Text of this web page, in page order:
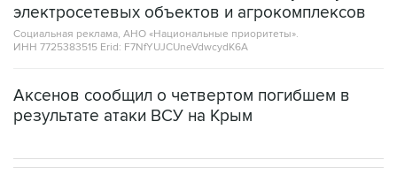
электросетевых объектов и агрокомплексов
Социальная реклама, АНО «Национальные приоритеты».
ИНН 7725383515 Erid: F7NfYUJCUneVdwcydK6A
Аксенов сообщил о четвертом погибшем в
результате атаки ВСУ на Крым